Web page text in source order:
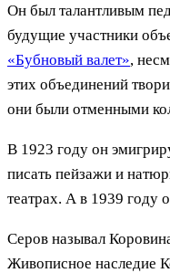
Он был талантливым
будущие участники
«Бубновый валет»,
этих объединений
они были отменными
В 1923 году он
писать пейзажи и
театрах. А в 1939 году
Серов называл
Живописное наследие